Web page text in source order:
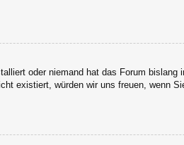
oder niemand hat das Forum
existiert, würden wir uns freuen, wenn